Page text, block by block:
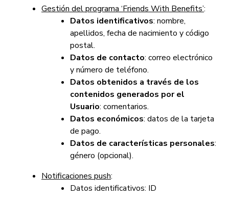
Gestión del programa ‘Friends With Benefits’:
Datos identificativos: nombre,
apellidos, fecha de nacimiento y código
postal.
Datos de contacto: correo electrónico
y número de teléfono.
Datos obtenidos a través de los
contenidos generados por el
Usuario: comentarios.
Datos económicos: datos de la tarjeta
de pago.
Datos de características personales:
género (opcional).
Notificaciones push:
Datos identificativos: ID